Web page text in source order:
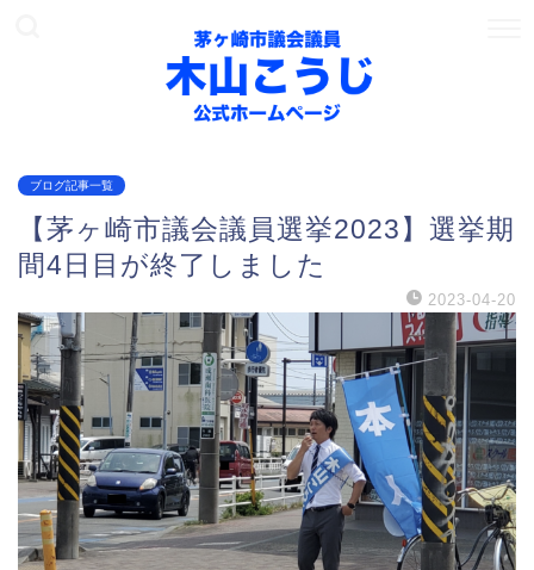
ブログ記事一覧
【茅ヶ崎市議会議員選挙2023】選挙期
間4日目が終了しました
2023-04-20